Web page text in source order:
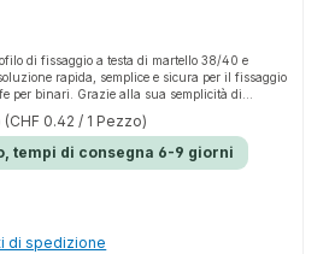
di fissaggio a testa di martello 38/40 e
rapida, semplice e sicura per il fissaggio
per binari. Grazie alla sua semplicità di
tenuta perfetta e si adatta in modo flessibile alle
Il design robusto e l'installazione semplice
scelta affidabile per qualsiasi
robustoInstallazione
di alta qualitàSuperficie: zincataCompatibilità:
assortimento troverete anche accessori e altri
(CHF 0.42 / 1 Pezzo)
tempi di consegna 6-9 giorni
di spedizione